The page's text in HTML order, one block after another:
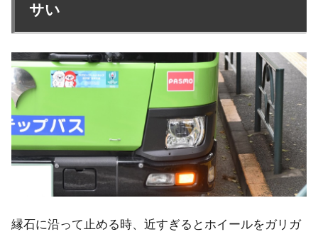
サい
縁石に沿って止める時、近すぎるとホイールをガリガ